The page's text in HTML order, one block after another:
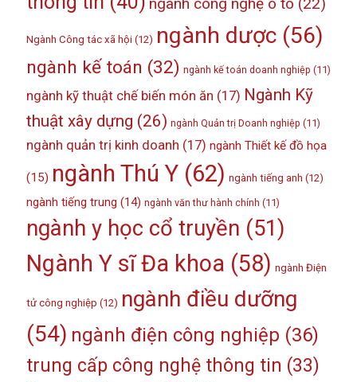
Ngành Công tác xã hội(12) ngành dược(56)
ngành kế toán (32) ngành kế toán doanh nghiệp (11)
ngành kỹ thuật chế biến món ăn (17) Ngành Kỹ
thuật xây dựng (26) ngành Quản trị Doanh nghiệp (11)
ngành quản trị kinh doanh (17) ngành Thiết kế đồ họa
(15) ngành Thú Y(62) ngành tiếng anh (12)
ngành tiếng trung (14) ngành văn thư hành chính (11)
ngành y học cổ truyền (51)
Ngành Y sĩ Đa khoa (58) ngành Điện
tử công nghiệp (12) ngành điều dưỡng
(54) ngành điện công nghiệp (36)
trung cấp công nghệ thông tin (33)